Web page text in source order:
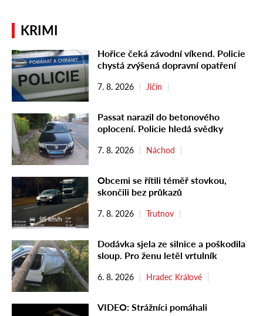
KRIMI
Hořice čeká závodní víkend. Policie
chystá zvýšená dopravní opatření
7. 8. 2026 Jičín
Passat narazil do betonového
oplocení. Policie hledá svědky
7. 8. 2026 Náchod
Obcemi se řítili téměř stovkou,
skončili bez průkazů
7. 8. 2026 Trutnov
Dodávka sjela ze silnice a poškodila
sloup. Pro ženu letěl vrtulník
6. 8. 2026 Hradec Králové
VIDEO: Strážníci pomáhali